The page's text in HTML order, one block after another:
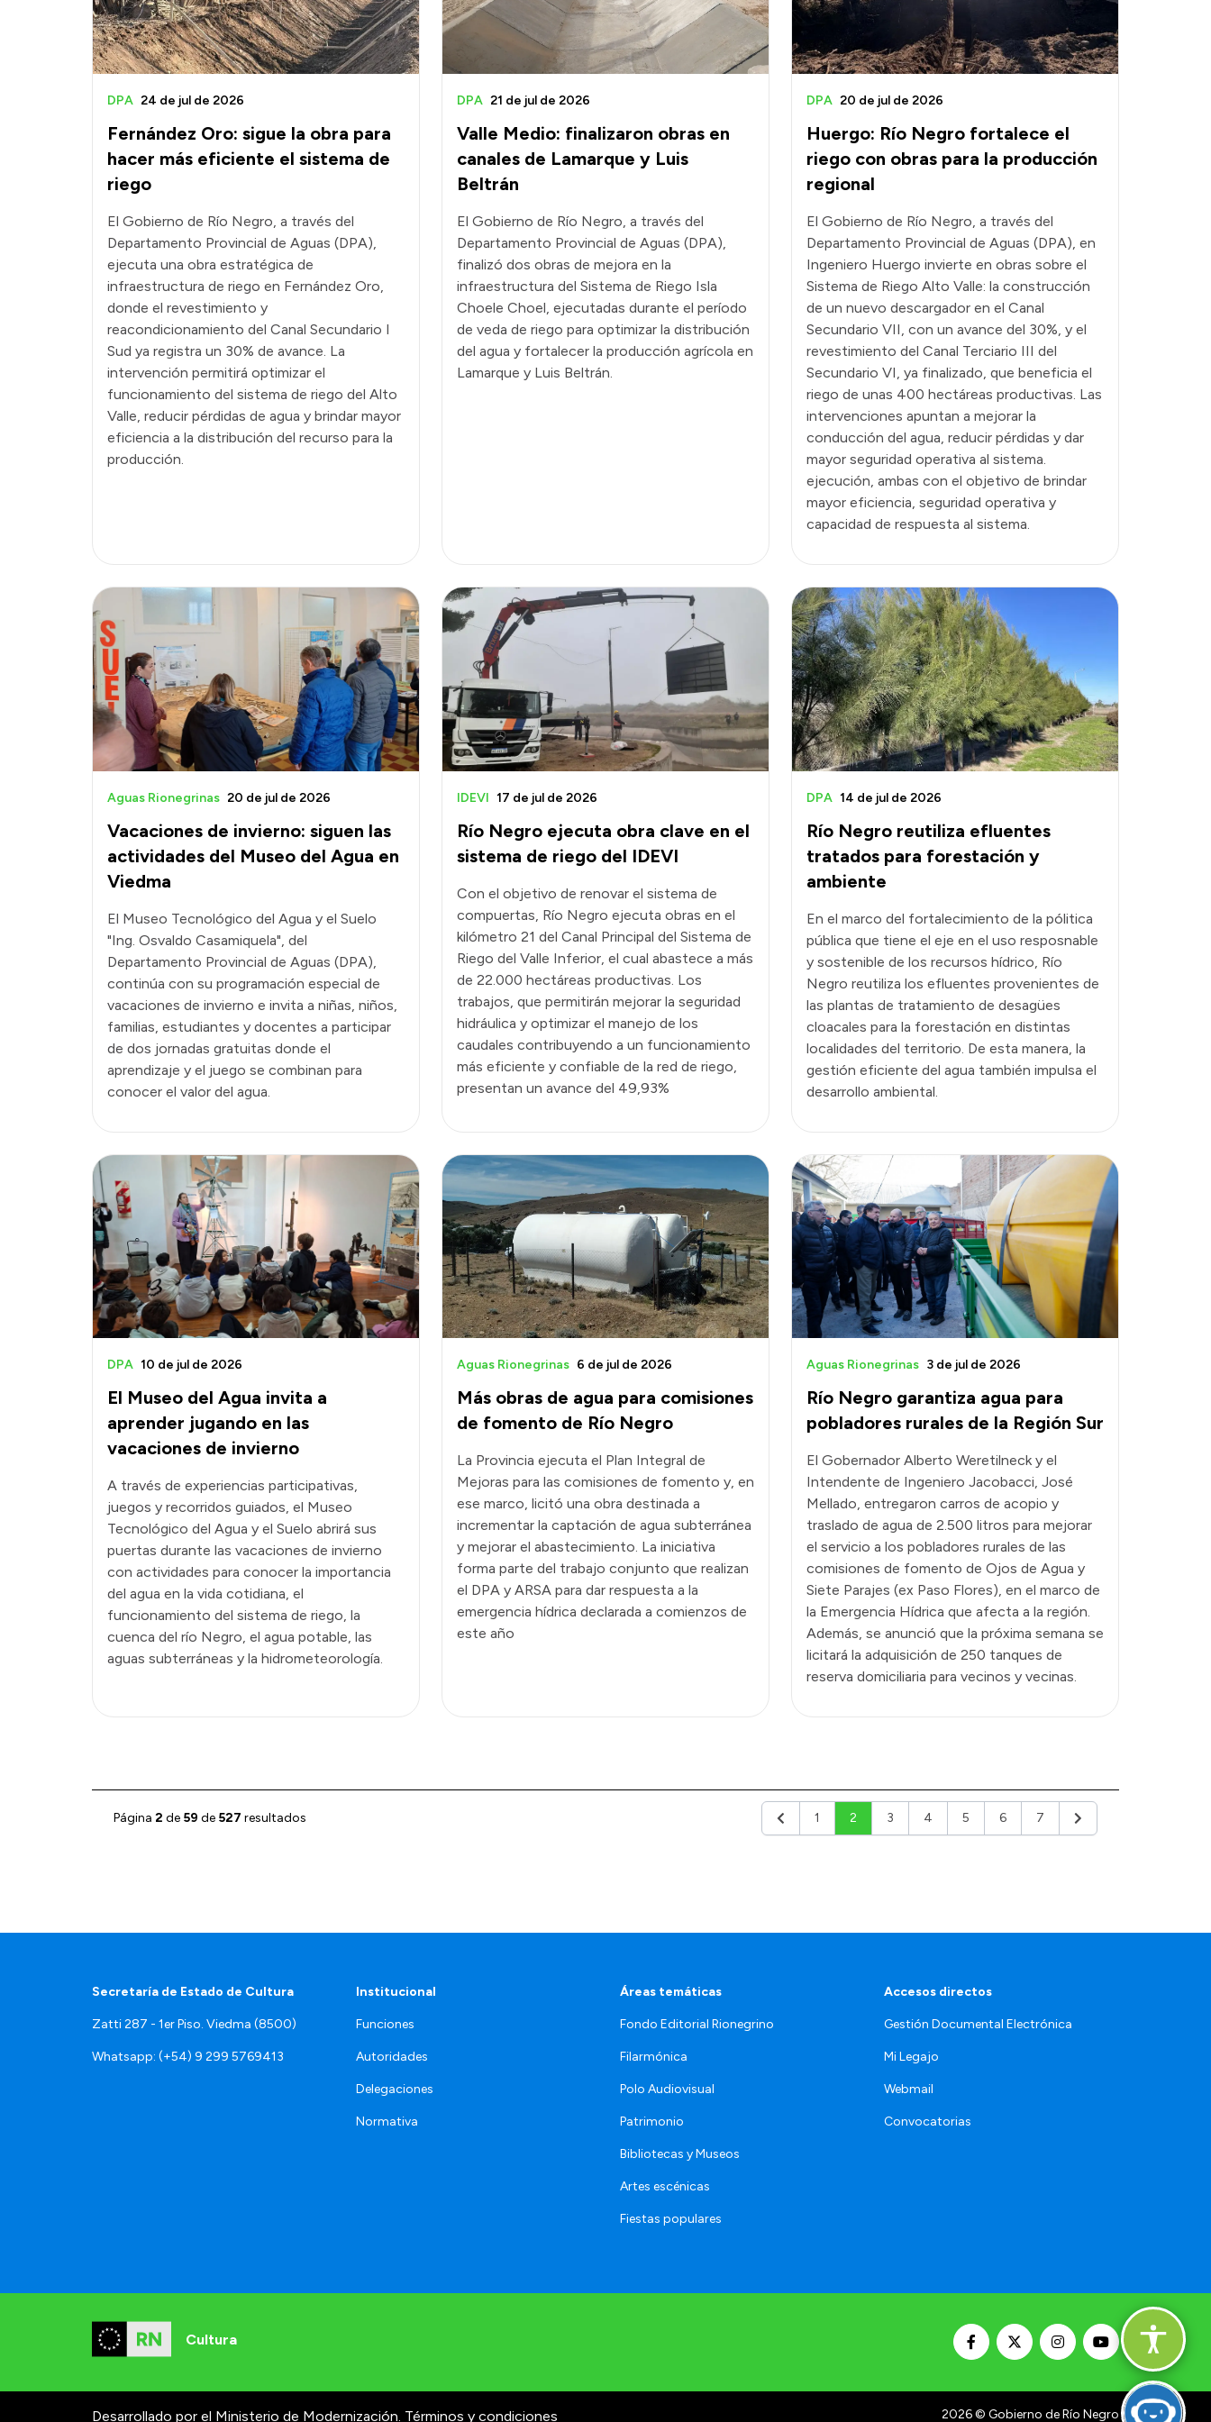
Fernández Oro: sigue la obra para
hacer más eficiente el sistema de
riego
DPA 24 de jul de 2026
El Gobierno de Río Negro, a través del
Departamento Provincial de Aguas (DPA),
ejecuta una obra estratégica de
infraestructura de riego en Fernández Oro,
donde el revestimiento y
reacondicionamiento del Canal Secundario I
Sud ya registra un 30% de avance. La
intervención permitirá optimizar el
funcionamiento del sistema de riego del Alto
Valle, reducir pérdidas de agua y brindar mayor
eficiencia a la distribución del recurso para la
producción.
Valle Medio: finalizaron obras en
canales de Lamarque y Luis
Beltrán
DPA 21 de jul de 2026
El Gobierno de Río Negro, a través del
Departamento Provincial de Aguas (DPA),
finalizó dos obras de mejora en la
infraestructura del Sistema de Riego Isla
Choele Choel, ejecutadas durante el período
de veda de riego para optimizar la distribución
del agua y fortalecer la producción agrícola en
Lamarque y Luis Beltrán.
Huergo: Río Negro fortalece el
riego con obras para la producción
regional
DPA 20 de jul de 2026
El Gobierno de Río Negro, a través del
Departamento Provincial de Aguas (DPA), en
Ingeniero Huergo invierte en obras sobre el
Sistema de Riego Alto Valle: la construcción
de un nuevo descargador en el Canal
Secundario VII, con un avance del 30%, y el
revestimiento del Canal Terciario III del
Secundario VI, ya finalizado, que beneficia el
riego de unas 400 hectáreas productivas. Las
intervenciones apuntan a mejorar la
conducción del agua, reducir pérdidas y dar
mayor seguridad operativa al sistema.
ejecución, ambas con el objetivo de brindar
mayor eficiencia, seguridad operativa y
capacidad de respuesta al sistema.
Vacaciones de invierno: siguen las
actividades del Museo del Agua en
Viedma
Aguas Rionegrinas 20 de jul de 2026
El Museo Tecnológico del Agua y el Suelo
"Ing. Osvaldo Casamiquela", del
Departamento Provincial de Aguas (DPA),
continúa con su programación especial de
vacaciones de invierno e invita a niñas, niños,
familias, estudiantes y docentes a participar
de dos jornadas gratuitas donde el
aprendizaje y el juego se combinan para
conocer el valor del agua.
Río Negro ejecuta obra clave en el
sistema de riego del IDEVI
IDEVI 17 de jul de 2026
Con el objetivo de renovar el sistema de
compuertas, Río Negro ejecuta obras en el
kilómetro 21 del Canal Principal del Sistema de
Riego del Valle Inferior, el cual abastece a más
de 22.000 hectáreas productivas. Los
trabajos, que permitirán mejorar la seguridad
hidráulica y optimizar el manejo de los
caudales contribuyendo a un funcionamiento
más eficiente y confiable de la red de riego,
presentan un avance del 49,93%
Río Negro reutiliza efluentes
tratados para forestación y
ambiente
DPA 14 de jul de 2026
En el marco del fortalecimiento de la pólitica
pública que tiene el eje en el uso resposnable
y sostenible de los recursos hídrico, Río
Negro reutiliza los efluentes provenientes de
las plantas de tratamiento de desagües
cloacales para la forestación en distintas
localidades del territorio. De esta manera, la
gestión eficiente del agua también impulsa el
desarrollo ambiental.
El Museo del Agua invita a
aprender jugando en las
vacaciones de invierno
DPA 10 de jul de 2026
A través de experiencias participativas,
juegos y recorridos guiados, el Museo
Tecnológico del Agua y el Suelo abrirá sus
puertas durante las vacaciones de invierno
con actividades para conocer la importancia
del agua en la vida cotidiana, el
funcionamiento del sistema de riego, la
cuenca del río Negro, el agua potable, las
aguas subterráneas y la hidrometeorología.
Más obras de agua para comisiones
de fomento de Río Negro
Aguas Rionegrinas 6 de jul de 2026
La Provincia ejecuta el Plan Integral de
Mejoras para las comisiones de fomento y, en
ese marco, licitó una obra destinada a
incrementar la captación de agua subterránea
y mejorar el abastecimiento. La iniciativa
forma parte del trabajo conjunto que realizan
el DPA y ARSA para dar respuesta a la
emergencia hídrica declarada a comienzos de
este año
Río Negro garantiza agua para
pobladores rurales de la Región Sur
Aguas Rionegrinas 3 de jul de 2026
El Gobernador Alberto Weretilneck y el
Intendente de Ingeniero Jacobacci, José
Mellado, entregaron carros de acopio y
traslado de agua de 2.500 litros para mejorar
el servicio a los pobladores rurales de las
comisiones de fomento de Ojos de Agua y
Siete Parajes (ex Paso Flores), en el marco de
la Emergencia Hídrica que afecta a la región.
Además, se anunció que la próxima semana se
licitará la adquisición de 250 tanques de
reserva domiciliaria para vecinos y vecinas.
Página 2 de 59 de 527 resultados Anterior1 2 3 4 5 6 7 Siguiente
Secretaría de Estado de Cultura
Zatti 287 - 1er Piso. Viedma (8500)
Whatsapp: (+54) 9 299 5769413
Institucional
Funciones
Autoridades
Delegaciones
Normativa
Áreas temáticas
Fondo Editorial Rionegrino
Filarmónica
Polo Audiovisual
Patrimonio
Bibliotecas y Museos
Artes escénicas
Fiestas populares
Accesos directos
Gestión Documental Electrónica
Mi Legajo
Webmail
Convocatorias
Cultura
Desarrollado por el Ministerio de Modernización. Términos y condiciones 2026© Gobierno de Río Negro